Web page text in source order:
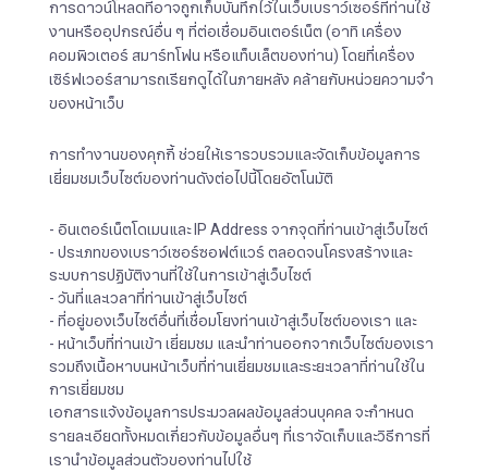
การดาวน์โหลดที่อาจถูกเก็บบันทึกไว้ในเว็บเบราว์เซอร์ที่ท่านใช้
งานหรืออุปกรณ์อื่น ๆ ที่ต่อเชื่อมอินเตอร์เน็ต (อาทิ เครื่อง
คอมพิวเตอร์ สมาร์ทโฟน หรือแท็บเล็ตของท่าน) โดยที่เครื่อง
เซิร์ฟเวอร์สามารถเรียกดูได้ในภายหลัง คล้ายกับหน่วยความจำ
ของหน้าเว็บ
การทำงานของคุกกี้ ช่วยให้เรารวบรวมและจัดเก็บข้อมูลการ
เยี่ยมชมเว็บไซต์ของท่านดังต่อไปนี้โดยอัตโนมัติ
- อินเตอร์เน็ตโดเมนและ IP Address จากจุดที่ท่านเข้าสู่เว็บไซต์
- ประเภทของเบราว์เซอร์ซอฟต์แวร์ ตลอดจนโครงสร้างและ
ระบบการปฏิบัติงานที่ใช้ในการเข้าสู่เว็บไซต์
- วันที่และเวลาที่ท่านเข้าสู่เว็บไซต์
- ที่อยู่ของเว็บไซต์อื่นที่เชื่อมโยงท่านเข้าสู่เว็บไซต์ของเรา และ
- หน้าเว็บที่ท่านเข้า เยี่ยมชม และนำท่านออกจากเว็บไซต์ของเรา
รวมถึงเนื้อหาบนหน้าเว็บที่ท่านเยี่ยมชมและระยะเวลาที่ท่านใช้ใน
การเยี่ยมชม
เอกสารแจ้งข้อมูลการประมวลผลข้อมูลส่วนบุคคล จะกำหนด
รายละเอียดทั้งหมดเกี่ยวกับข้อมูลอื่นๆ ที่เราจัดเก็บและวิธีการที่
เรานำข้อมูลส่วนตัวของท่านไปใช้